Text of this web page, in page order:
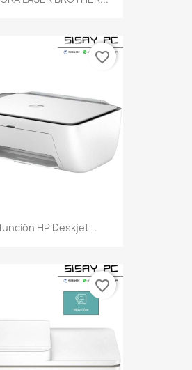
HP Deskjet...
favorite_border
favorite_border